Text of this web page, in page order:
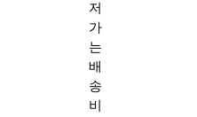
저
가
는
배
송
비